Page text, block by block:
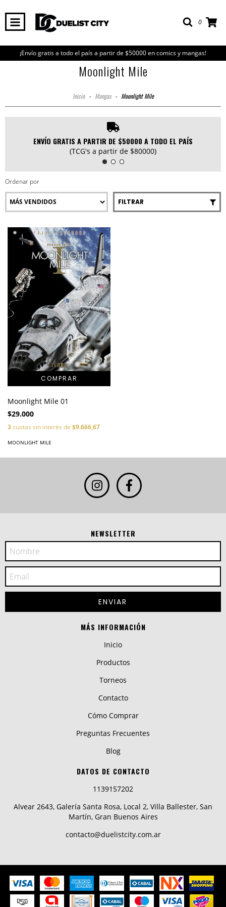
0
¡Envío gratis a todo el país a partir de $50000 en comics y mangas!
Moonlight Mile
Inicio - Mangas - Moonlight Mile
ENVÍO GRATIS A PARTIR DE $50000 A TODO EL PAÍS
(TCG's a partir de $80000)
Ordenar por
FILTRAR
Moonlight Mile 01
$29.000
3cuotas sin interés de $9.666,67
MOONLIGHT MILE
NEWSLETTER
MÁS INFORMACIÓN
Inicio
Productos
Torneos
Contacto
Cómo Comprar
Preguntas Frecuentes
Blog
DATOS DE CONTACTO
1139157202
Alvear 2643, Galería Santa Rosa, Local 2, Villa Ballester, San
Martín, Gran Buenos Aires
contacto@duelistcity.com.ar